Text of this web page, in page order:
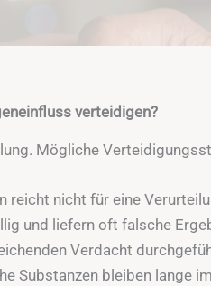
verteidigen?
Mögliche
nicht für eine
und liefern oft falsche
Verdacht
Substanzen bleiben lange